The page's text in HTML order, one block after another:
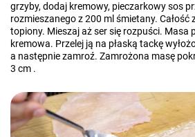
grzyby, dodaj kremowy, pieczarkowy sos
rozmieszanego z 200 ml śmietany. Całość
topiony. Mieszaj aż ser się rozpuści. Masa
kremowa. Przelej ją na płaską tackę
a następnie zamroź. Zamrożona masę
3 cm .